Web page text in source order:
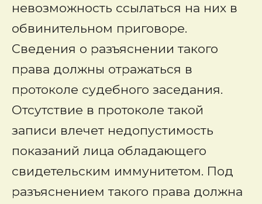
невозможность ссылаться на них в
обвинительном приговоре.
Сведения о разъяснении такого
права должны отражаться в
протоколе судебного заседания.
Отсутствие в протоколе такой
записи влечет недопустимость
показаний лица обладающего
свидетельским иммунитетом. Под
разъяснением такого права должна